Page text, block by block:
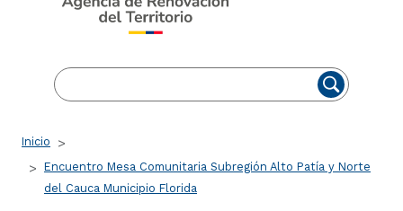
Ruta de navegación
Inicio
Encuentro Mesa Comunitaria Subregión Alto Patía y Norte
del Cauca Municipio Florida